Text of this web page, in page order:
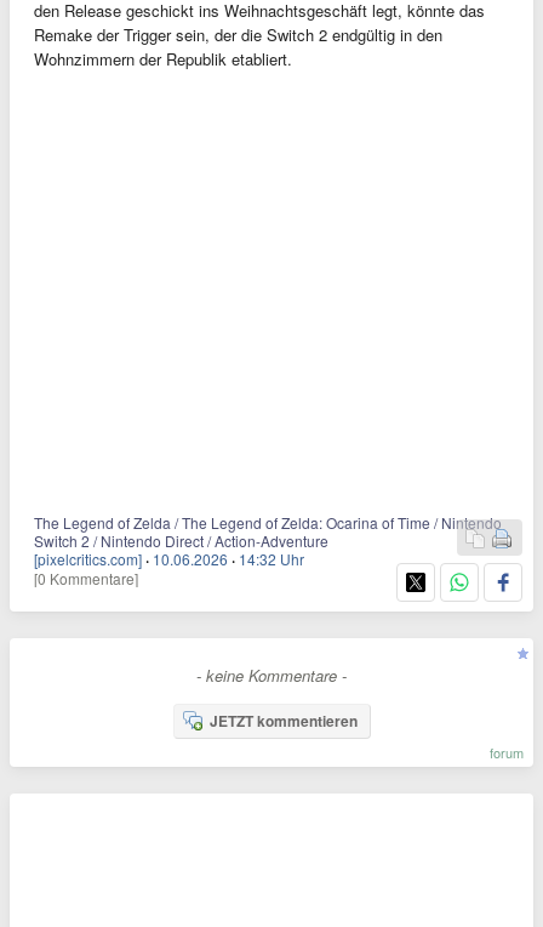
den Release geschickt ins Weihnachtsgeschäft legt, könnte das
Remake der Trigger sein, der die Switch 2 endgültig in den
Wohnzimmern der Republik etabliert.
The Legend of Zelda / The Legend of Zelda: Ocarina of Time / Nintendo
Switch 2 / Nintendo Direct / Action-Adventure
[pixelcritics.com] · 10.06.2026 · 14:32 Uhr
[0 Kommentare]
- keine Kommentare -
JETZT kommentieren
forum